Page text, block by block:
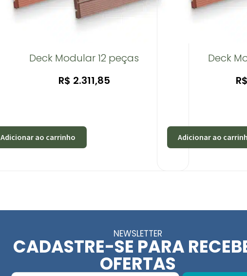
Deck Modular 12 peças
R$ 2.311,85
Adicionar ao carrinho
Deck
R$
Adicionar ao
NEWSLETTER
CADASTRE-SE PARA
OFERTAS